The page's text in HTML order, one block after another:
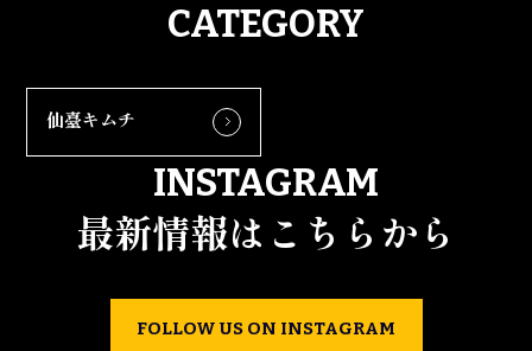
CATEGORY
仙臺キムチ
INSTAGRAM
最新情報はこちらから
FOLLOW US ON INSTAGRAM